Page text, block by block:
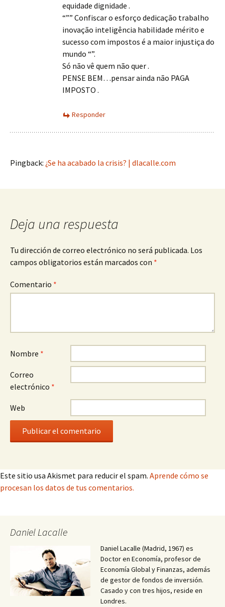
equidade dignidade .
“”” Confiscar o esforço dedicação trabalho
inovação inteligência habilidade mérito e
sucesso com impostos é a maior injustiça do
mundo “”.
Só não vê quem não quer .
PENSE BEM…pensar ainda não PAGA
IMPOSTO .
Responder
Pingback: ¿Se ha acabado la crisis? | dlacalle.com
Deja una respuesta
Tu dirección de correo electrónico no será publicada. Los
campos obligatorios están marcados con *
Comentario *
Nombre *
Correo
electrónico *
Web
Este sitio usa Akismet para reducir el spam. Aprende cómo se
procesan los datos de tus comentarios.
Daniel Lacalle
Daniel Lacalle (Madrid, 1967) es
Doctor en Economía, profesor de
Economía Global y Finanzas, además
de gestor de fondos de inversión.
Casado y con tres hijos, reside en
Londres.